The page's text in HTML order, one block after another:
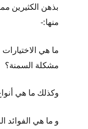
بذهن الكثيرين
منها:-
ما هي
مشكلة السمنة؟
وكذلك ما هي
و ما هي الفوائد